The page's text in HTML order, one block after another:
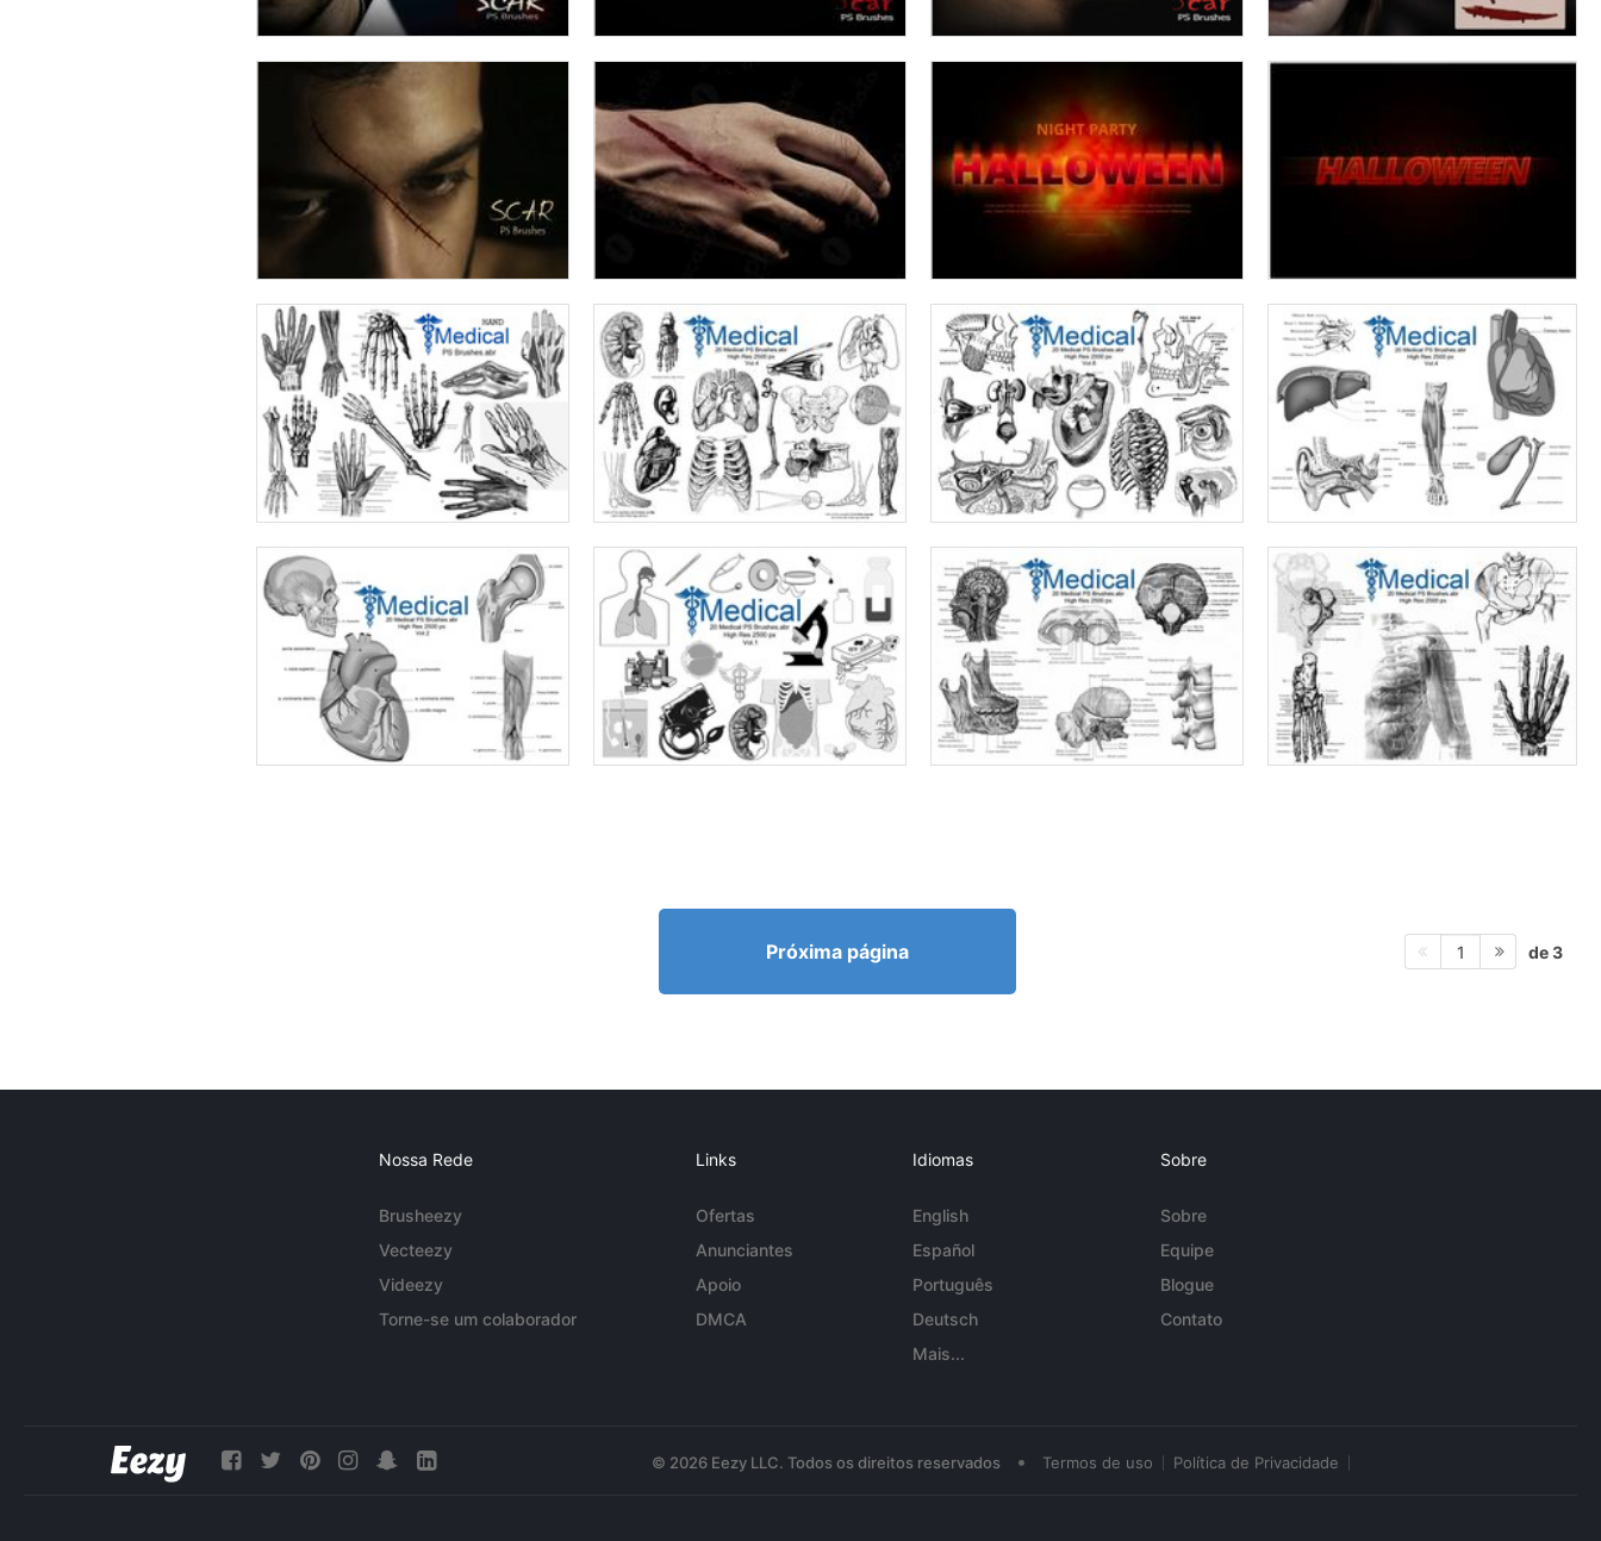
Próxima página 1 de 3
Nossa Rede
Brusheezy
Vecteezy
Videezy
Torne-se um colaborador
Links
Ofertas
Anunciantes
Apoio
DMCA
Idiomas
English
Español
Português
Deutsch
Mais...
Sobre
Sobre
Equipe
Blogue
Contato
© 2026 Eezy LLC. Todos os direitos reservados • Termos de uso Política de Privacidade